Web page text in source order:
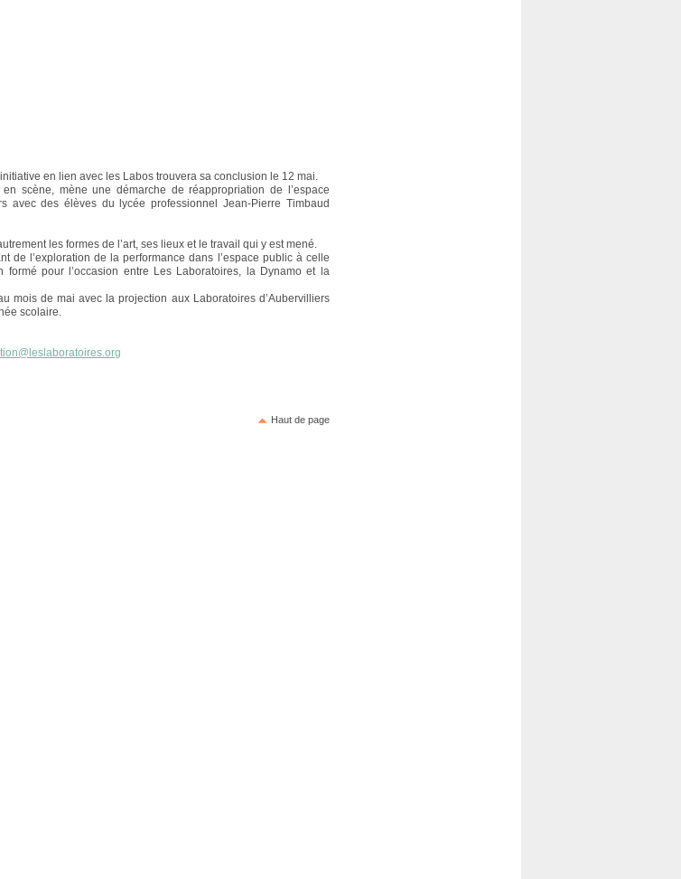
en lien avec les Labos trouvera sa conclusion le 12 mai.
scène, mène une démarche de réappropriation de l’espace
avec des élèves du lycée professionnel Jean-Pierre Timbaud
les formes de l’art, ses lieux et le travail qui y est mené.
de l’exploration de la performance dans l’espace public à celle
formé pour l’occasion entre Les Laboratoires, la Dynamo et la
mois de mai avec la projection aux Laboratoires d’Aubervilliers
scolaire.
Haut de page